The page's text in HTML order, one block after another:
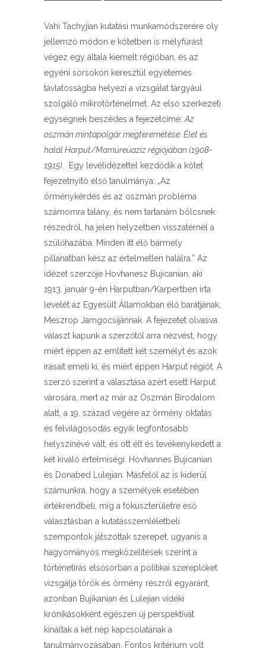
Vahi Tachyjian kutatási munkamódszerére oly
jellemző módon e kötetben is mélyfúrást
végez egy általa kiemelt régióban, és az
egyéni sorsokon keresztül egyetemes
távlatosságba helyezi a vizsgálat tárgyául
szolgáló mikrotörténelmet. Az első szerkezeti
egységnek beszédes a fejezetcíme: Az
oszmán mintapolgár megteremetése: Élet és
halál Harput/Mamüreüaziz régiójában (1908-
1915) . Egy levélidézettel kezdődik a kötet
fejezetnyitó első tanulmánya: „Az
örménykérdés és az oszmán probléma
számomra talány, és nem tartanám bölcsnek
részedről, ha jelen helyzetben visszatérnél a
szülőhazába. Minden itt élő bármely
pillanatban kész az értelmetlen halálra.” Az
idézet szerzője Hovhanesz Bujicanian, aki
1913. január 9-én Harputban/Karpertben írta
levelét az Egyesült Államokban élő barátjának,
Meszrop Jamgocsijánnak. A fejezetet olvasva
választ kapunk a szerzőtől arra nézvést, hogy
miért éppen az említett két személyt és azok
írásait emeli ki, és miért éppen Harput régiót. A
szerző szerint a választása azért esett Harput
városára, mert az már az Oszmán Birodalom
alatt, a 19. század végére az örmény oktatás
és felvilágosodás egyik legfontosabb
helyszínévé vált, és ott élt és tevékenykedett a
két kiváló értelmiségi: Hovhannes Bujicanian
és Donabed Lulejian. Másfelől az is kiderül
számunkra, hogy a személyek esetében
értékrendbeli, míg a fókuszterületre eső
választásban a kutatásszemléletbeli
szempontok játszottak szerepet, ugyanis a
hagyományos megközelítések szerint a
történetírás elsősorban a politikai szereplőket
vizsgálja török és örmény részről egyaránt,
azonban Bujikanian és Lulejian vidéki
krónikásokként egészen új perspektívát
kínáltak a két nép kapcsolatának a
tanulmányozásában. Fontos kritérium volt